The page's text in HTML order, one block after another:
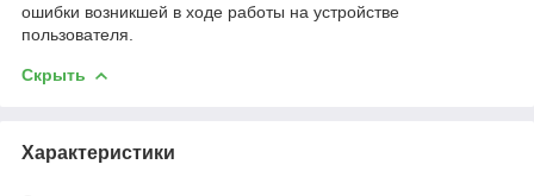
ошибки возникшей в ходе работы на устройстве
пользователя.
Скрыть
Характеристики